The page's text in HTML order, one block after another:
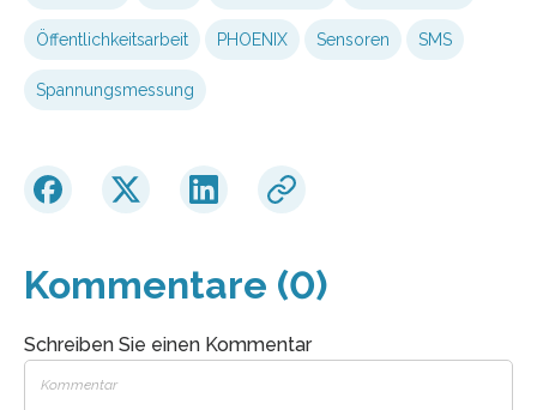
Öffentlichkeitsarbeit PHOENIX Sensoren SMS
Spannungsmessung
Kommentare (0)
Schreiben Sie einen Kommentar